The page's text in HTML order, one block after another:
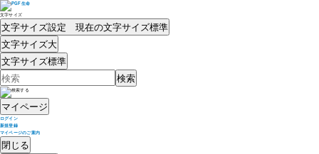
文字サイズ
文字サイズ設定 現在の文字サイズ標準
文字サイズ大
文字サイズ標準
マイページ
ログイン
新規登録
マイページのご案内
閉じる